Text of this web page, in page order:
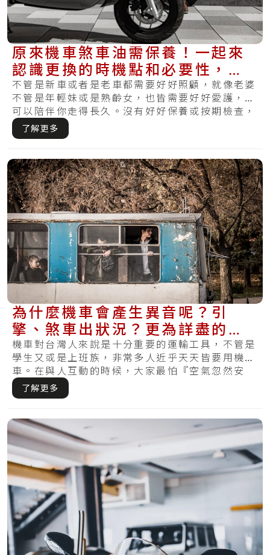
原來機車煞車油需保養！一起來
認識更換的時機點和必要性，讓
你不再煞不住
不管是新車或者是老車都需要好好照顧，就像老婆
不管是年輕妹或是熟齡女，也皆需要好好愛護，才
可以陪伴你走得長久。沒有好好保養或按期檢查，
哪天.....
了解更多
為什麼機車會產生異音呢？引
擎、煞車出狀況？更為詳盡的維
修處理方式在這裡
機車對台灣人來說是十分重要的運輸工具，不管是
學生又或是上班族，非常多人近乎天天皆要用機
車。在與人互動的時候，大家最怕『空氣忽然安
靜』，而.....
了解更多